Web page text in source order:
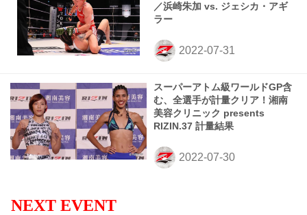
／浜崎朱加 vs. ジェシカ・アギ
ラー
スーパーアトム級ワールドGP含
む、全選手が計量クリア！湘南
美容クリニック presents
RIZIN.37 計量結果
NEXT EVENT